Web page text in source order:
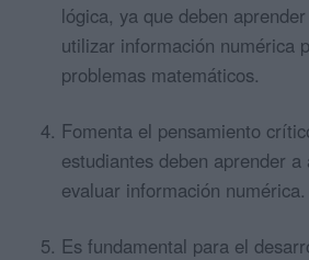
lógica, ya que deben
utilizar información numérica
problemas matemáticos.
Fomenta el pensamiento
estudiantes deben aprender a
evaluar información numérica.
Es fundamental para el